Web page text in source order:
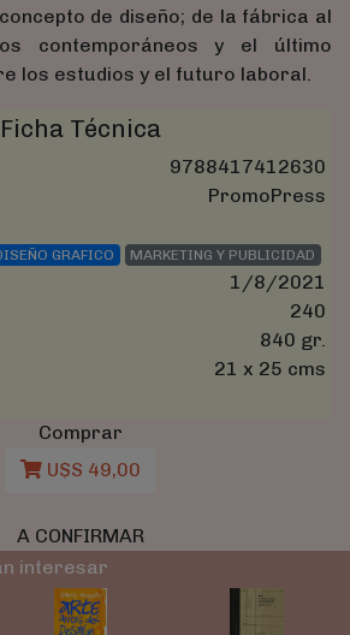
de diseño; de la fábrica al
contemporáneos y el último
los estudios y el futuro laboral.
Ficha Técnica
9788417412630
PromoPress
GRAFICO MARKETING Y PUBLICIDAD
1/8/2021
240
840 gr.
21 x 25 cms
Comprar
U$S 49,00
A CONFIRMAR
interesar